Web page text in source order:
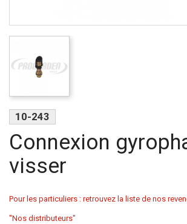
10-243
Connexion
visser
Pour les particuliers : retrouvez la liste de nos
"Nos distributeurs"